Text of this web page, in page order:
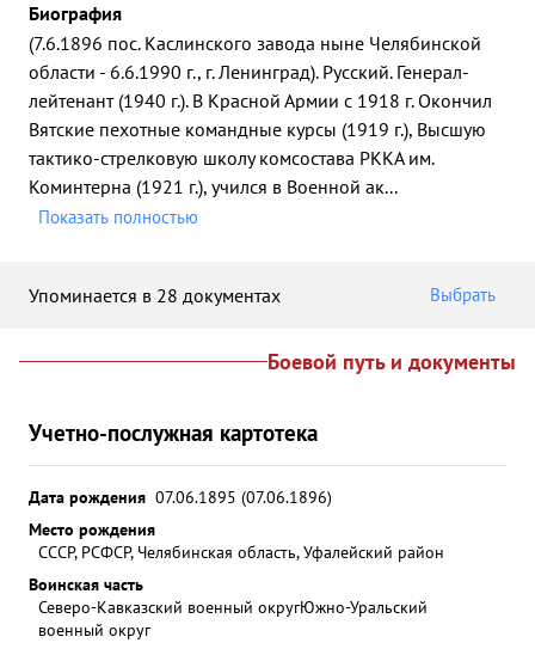
Биография
(7.6.1896 пос. Каслинского завода ныне Челябинской
области - 6.6.1990 г., г. Ленинград). Русский. Генерал-
лейтенант (1940 г.). В Красной Армии с 1918 г. Окончил
Вятские пехотные командные курсы (1919 г.), Высшую
тактико-стрелковую школу комсостава РККА им.
Коминтерна (1921 г.), учился в Военной ак...
Показать полностью
Упоминается в 28 документах Выбрать
Боевой путь и документы
Учетно-послужная картотека
Дата рождения 07.06.1895 (07.06.1896)
Место рождения
СССР, РСФСР, Челябинская область, Уфалейский район
Воинская часть
Северо-Кавказский военный округЮжно-Уральский
военный округ